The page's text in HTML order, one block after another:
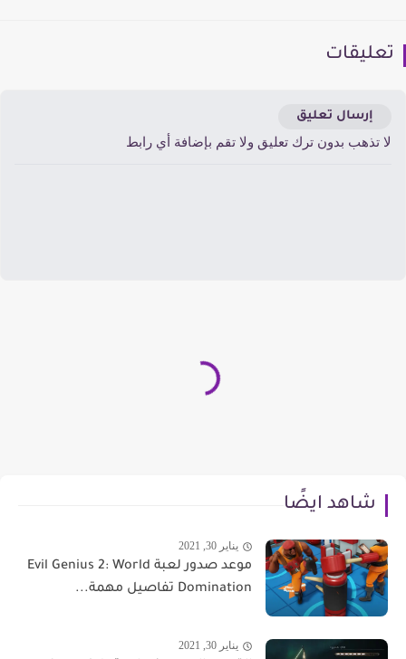
إرسال تعليق
تذهب بدون ترك تعليق ولا تقم بإضافة أي رابط
شاهد ايضًا
يناير 30, 2021
موعد صدور لعبة Evil Genius 2: World
Domination تفاصيل مهمة...
يناير 30, 2021